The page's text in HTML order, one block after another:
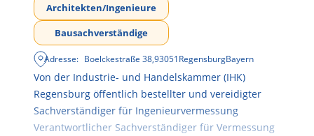
Architekten/Ingenieure
Bausachverständige
Adresse: Boelckestraße 38,93051RegensburgBayern
Von der Industrie- und Handelskammer (IHK)
Regensburg öffentlich bestellter und vereidigter
Sachverständiger für Ingenieurvermessung
Verantwortlicher Sachverständiger für Vermessung